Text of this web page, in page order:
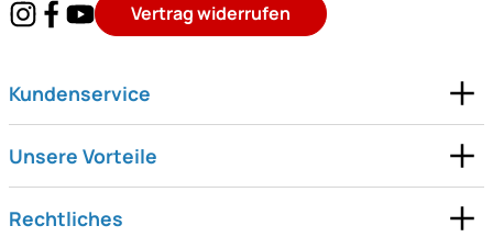
Vertrag widerrufen
Kundenservice
Unsere Vorteile
Rechtliches